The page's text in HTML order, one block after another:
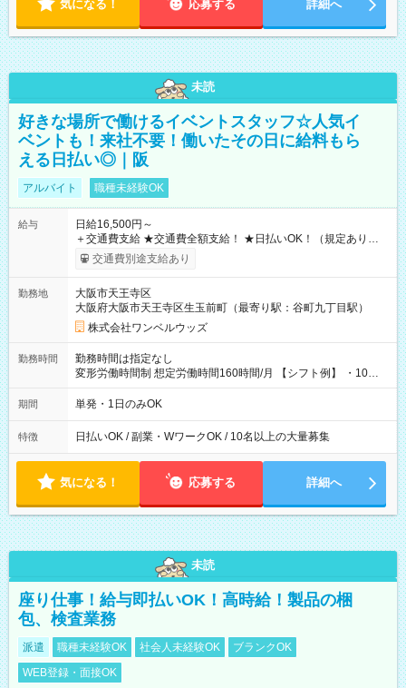
気になる！ 応募する 詳細へ
未読
好きな場所で働けるイベントスタッフ☆人気イ
ベントも！来社不要！働いたその日に給料もら
える日払い◎｜阪
アルバイト 職種未経験OK
給与
日給16,500円～
＋交通費支給 ★交通費全額支給！ ★日払いOK！（規定あり） ┗
働いたその日に現金GET♪ お仕事後はコンビニATMから 日払
交通費別途支給あり
勤務地
大阪市天王寺区
大阪府大阪市天王寺区生玉前町（最寄り駅：谷町九丁目駅）
株式会社ワンベルウッズ
勤務時間
勤務時間は指定なし
変形労働時間制 想定労働時間160時間/月 【シフト例】 ・10：
00～20：00
期間 単発・1日のみOK
特徴 日払いOK / 副業・WワークOK / 10名以上の大量募集
気になる！ 応募する 詳細へ
未読
座り仕事！給与即払いOK！高時給！製品の梱
包、検査業務
派遣 職種未経験OK 社会人未経験OK
ブランクOK
WEB登録・面接OK